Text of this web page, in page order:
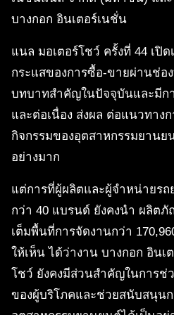
บางกอก อินเตอร์เนชั่น
แนล มอเตอร์โชว์ ครั้งที่ 44 เปิ
กระแสของการซื้อ-ขายผ่านช่อ
บทบาทสำคัญในปัจจุบันและมีก
และต่อเนื่อง ส่งผล ต่อแนวทาง
กิจกรรมของอุตสาหกรรมยาน
อย่างมาก
แต่การที่ผู้ผลิตและผู้จำหน่ายร
กว่า 40 แบรนด์ ยังคงนำ ผลิต
เต็มพื้นที่การจัดงานกว่า
ให้เห็น ได้ว่างาน บางกอก อินเ
โชว์ ยังคงมีส่วนสำคัญในการช่
ของผู้บริโภคและช่วยสนับสนุน